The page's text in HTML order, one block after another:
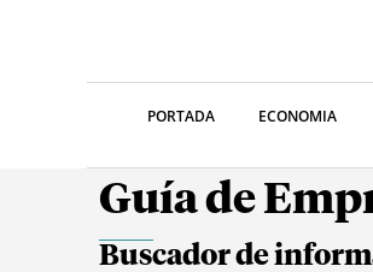
PORTADA ECONOMIA
Guía de
Buscador de